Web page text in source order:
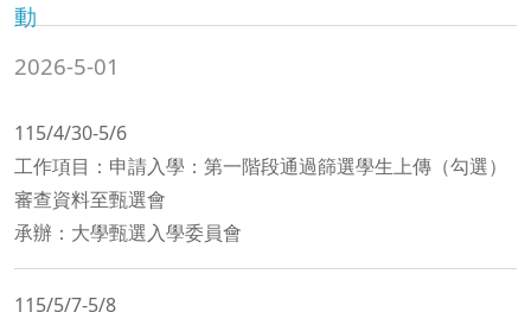
動
2026-5-01
115/4/30-5/6
工作項目：申請入學：第一階段通過篩選學生上傳（勾選）
審查資料至甄選會
​承辦：大學甄選入學委員會
115/5/7-5/8